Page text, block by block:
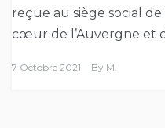
reçue au siège social
cœur de l’Auvergne et
7 Octobre 2021 By M.